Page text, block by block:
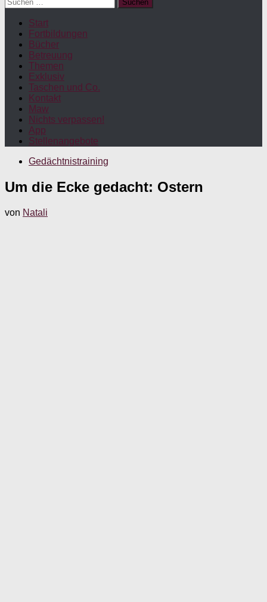
nach:
Start
Fortbildungen
Bücher
Betreuung
Themen
Exklusiv
Taschen und Co.
Kontakt
Maw
Nichts verpassen!
App
Stellenangebote
Gedächtnistraining
Um die Ecke gedacht: Ostern
von Natali